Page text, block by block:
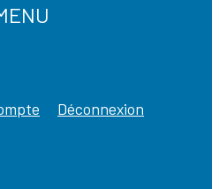
Déconnexion